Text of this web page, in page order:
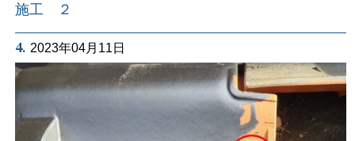
施工 ２
4. 2023年04月11日